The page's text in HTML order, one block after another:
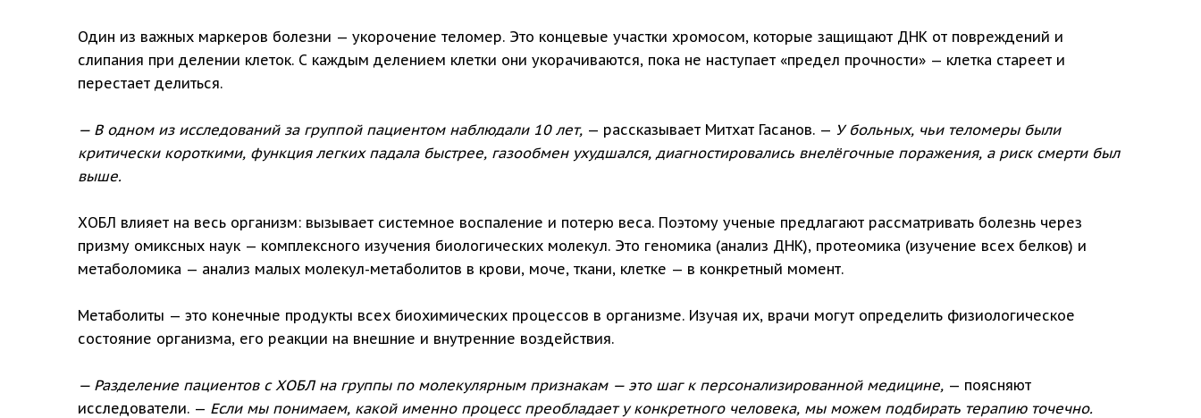
Один из важных маркеров болезни — укорочение теломер. Это концевые участки хромосом, которые защищают ДНК от повреждений и
слипания при делении клеток. С каждым делением клетки они укорачиваются, пока не наступает «предел прочности» — клетка стареет и
перестает делиться.
— В одном из исследований за группой пациентом наблюдали 10 лет, — рассказывает Митхат Гасанов. — У больных, чьи теломеры были
критически короткими, функция легких падала быстрее, газообмен ухудшался, диагностировались внелёгочные поражения, а риск смерти был
выше.
ХОБЛ влияет на весь организм: вызывает системное воспаление и потерю веса. Поэтому ученые предлагают рассматривать болезнь через
призму омиксных наук — комплексного изучения биологических молекул. Это геномика (анализ ДНК), протеомика (изучение всех белков) и
метаболомика — анализ малых молекул-метаболитов в крови, моче, ткани, клетке — в конкретный момент.
Метаболиты — это конечные продукты всех биохимических процессов в организме. Изучая их, врачи могут определить физиологическое
состояние организма, его реакции на внешние и внутренние воздействия.
— Разделение пациентов с ХОБЛ на группы по молекулярным признакам — это шаг к персонализированной медицине, — поясняют
исследователи. — Если мы понимаем, какой именно процесс преобладает у конкретного человека, мы можем подбирать терапию точечно.